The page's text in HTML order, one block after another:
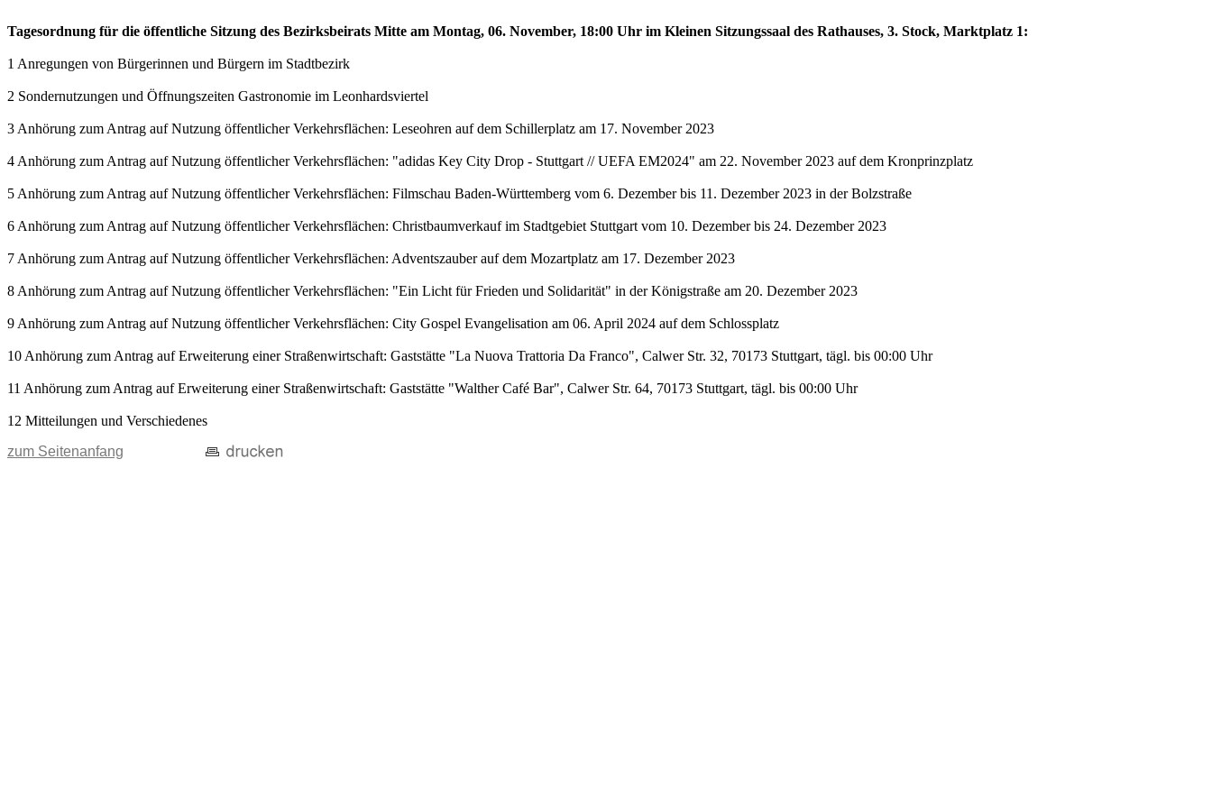
Tagesordnung für die öffentliche Sitzung des Bezirksbeirats Mitte am Montag, 06. November, 18:00 Uhr im Kleinen Sitzungssaal des Rathauses, 3. Stock, Marktplatz 1:
1 Anregungen von Bürgerinnen und Bürgern im Stadtbezirk
2 Sondernutzungen und Öffnungszeiten Gastronomie im Leonhardsviertel
3 Anhörung zum Antrag auf Nutzung öffentlicher Verkehrsflächen: Leseohren auf dem Schillerplatz am 17. November 2023
4 Anhörung zum Antrag auf Nutzung öffentlicher Verkehrsflächen: "adidas Key City Drop - Stuttgart // UEFA EM2024" am 22. November 2023 auf dem Kronprinzplatz
5 Anhörung zum Antrag auf Nutzung öffentlicher Verkehrsflächen: Filmschau Baden-Württemberg vom 6. Dezember bis 11. Dezember 2023 in der Bolzstraße
6 Anhörung zum Antrag auf Nutzung öffentlicher Verkehrsflächen: Christbaumverkauf im Stadtgebiet Stuttgart vom 10. Dezember bis 24. Dezember 2023
7 Anhörung zum Antrag auf Nutzung öffentlicher Verkehrsflächen: Adventszauber auf dem Mozartplatz am 17. Dezember 2023
8 Anhörung zum Antrag auf Nutzung öffentlicher Verkehrsflächen: "Ein Licht für Frieden und Solidarität" in der Königstraße am 20. Dezember 2023
9 Anhörung zum Antrag auf Nutzung öffentlicher Verkehrsflächen: City Gospel Evangelisation am 06. April 2024 auf dem Schlossplatz
10 Anhörung zum Antrag auf Erweiterung einer Straßenwirtschaft: Gaststätte "La Nuova Trattoria Da Franco", Calwer Str. 32, 70173 Stuttgart, tägl. bis 00:00 Uhr
11 Anhörung zum Antrag auf Erweiterung einer Straßenwirtschaft: Gaststätte "Walther Café Bar", Calwer Str. 64, 70173 Stuttgart, tägl. bis 00:00 Uhr
12 Mitteilungen und Verschiedenes
zum Seitenanfang